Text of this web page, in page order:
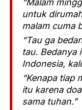
“Malam
untuk
malam cuma
“Tau ga
tau. Bedanya
Indonesia,
“Kenapa tiap
itu karena
sama tuhan.”